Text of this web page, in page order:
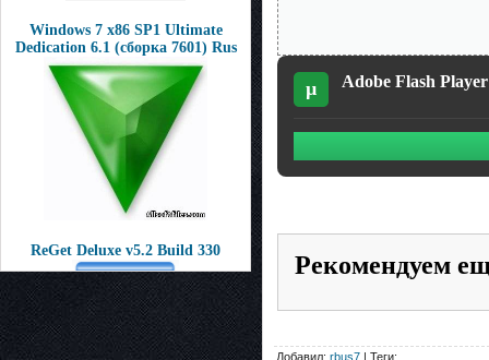
Windows 7 x86 SP1 Ultimate
Dedication 6.1 (сборка 7601) Rus
ReGet Deluxe v5.2 Build 330
µ Adobe Flash
Рекомендуем
Добавил: rbus7 | Теги: